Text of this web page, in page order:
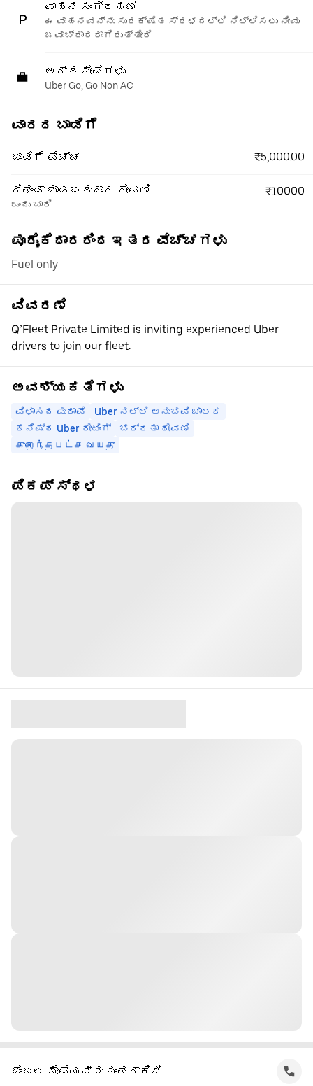
ವಾಹನ ಸಂಗ್ರಹಣೆ
ಈ ವಾಹನವನ್ನು ಸುರಕ್ಷಿತ ಸ್ಥಳದಲ್ಲಿ ನಿಲ್ಲಿಸಲು ನೀವು
ಜವಾಬ್ದಾರರಾಗಿರುತ್ತೀರಿ.
ಅರ್ಹ ಸೇವೆಗಳು
Uber Go, Go Non AC
ವಾರದ ಬಾಡಿಗೆ
ಬಾಡಿಗೆ ವೆಚ್ಚ ₹5,000.00
ರಿಫಂಡ್ ಮಾಡಬಹುದಾದ ಠೇವಣಿ
ಒಂದು ಬಾರಿ
₹10000
ಪೂರೈಕೆದಾರರಿಂದ ಇತರ ವೆಚ್ಚಗಳು
Fuel only
ವಿವರಣೆ
Q’Fleet Private Limited is inviting experienced Uber
drivers to join our fleet.
ಅವಶ್ಯಕತೆಗಳು
ವಿಳಾಸದ ಪುರಾವೆ
Uber ನಲ್ಲಿ ಅನುಭವಿ ಚಾಲಕ
ಕನಿಷ್ಠ Uber ರೇಟಿಂಗ್
ಭದ್ರತಾ ಠೇವಣಿ
குறைந்தபட்ச வயது
ಪಿಕಪ್ ಸ್ಥಳ
ಬೆಂಬಲ ಸೇವೆಯನ್ನು ಸಂಪರ್ಕಿಸಿ